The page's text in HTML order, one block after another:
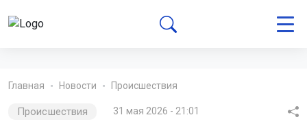
Главная Новости Происшествия
Происшествия 31 мая 2026 - 21:01